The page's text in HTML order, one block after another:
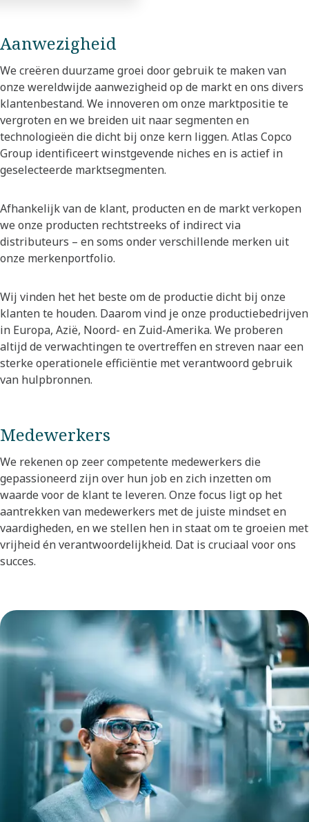
Aanwezigheid
We creëren duurzame groei door gebruik te maken van
onze wereldwijde aanwezigheid op de markt en ons divers
klantenbestand. We innoveren om onze marktpositie te
vergroten en we breiden uit naar segmenten en
technologieën die dicht bij onze kern liggen. Atlas Copco
Group identificeert winstgevende niches en is actief in
geselecteerde marktsegmenten.
Afhankelijk van de klant, producten en de markt verkopen
we onze producten rechtstreeks of indirect via
distributeurs – en soms onder verschillende merken uit
onze merkenportfolio.
Wij vinden het het beste om de productie dicht bij onze
klanten te houden. Daarom vind je onze productiebedrijven
in Europa, Azië, Noord- en Zuid-Amerika. We proberen
altijd de verwachtingen te overtreffen en streven naar een
sterke operationele efficiëntie met verantwoord gebruik
van hulpbronnen.
Medewerkers
We rekenen op zeer competente medewerkers die
gepassioneerd zijn over hun job en zich inzetten om
waarde voor de klant te leveren. Onze focus ligt op het
aantrekken van medewerkers met de juiste mindset en
vaardigheden, en we stellen hen in staat om te groeien met
vrijheid én verantwoordelijkheid. Dat is cruciaal voor ons
succes.